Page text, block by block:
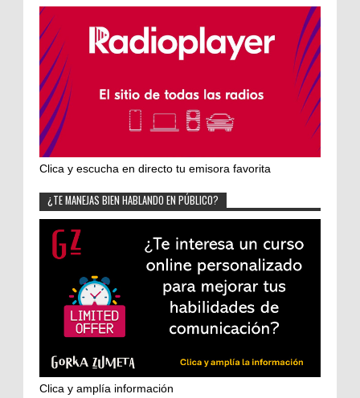
Clica y escucha en directo tu emisora favorita
¿TE MANEJAS BIEN HABLANDO EN PÚBLICO?
Clica y amplía información